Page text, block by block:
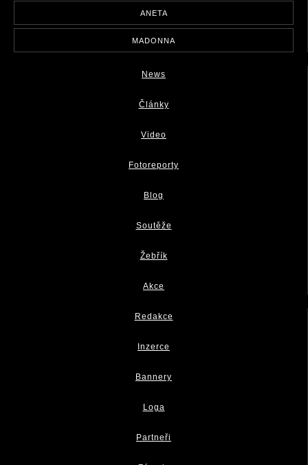
ANETA
MADONNA
News
Články
Video
Fotoreporty
Blog
Soutěže
Žebřík
Akce
Redakce
Inzerce
Bannery
Loga
Partneři